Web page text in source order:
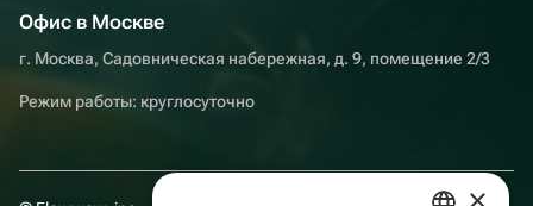
Офис в Москве
г. Москва, Садовническая набережная, д. 9, помещение 2/3
Режим работы: круглосуточно